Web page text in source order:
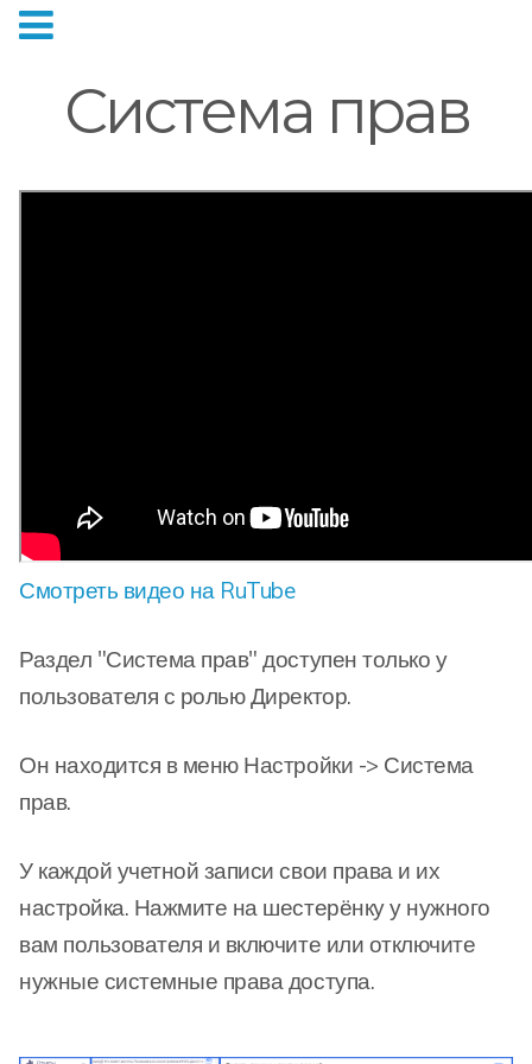
Система прав
Смотреть видео на RuTube
Раздел "Система прав" доступен только у
пользователя с ролью Директор.
Он находится в меню Настройки -> Система
прав.
У каждой учетной записи свои права и их
настройка. Нажмите на шестерёнку у нужного
вам пользователя и включите или отключите
нужные системные права доступа.